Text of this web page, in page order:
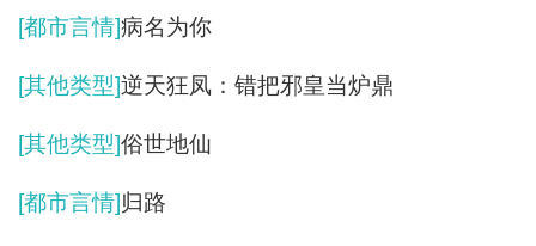
爱。阅读末世反派是我的工作搭子最新章节请关注（舞文
[都市言情]病名为你
[其他类型]逆天狂凤：错把邪皇当炉鼎
[其他类型]俗世地仙
[都市言情]归路